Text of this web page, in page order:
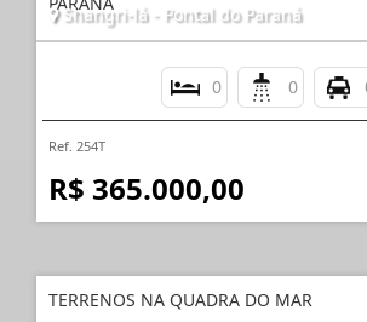
Shangri-lá - Pontal do Paraná
0 0
Ref. 254T
R$ 365.000,00
TERRENOS NA QUADRA DO MAR